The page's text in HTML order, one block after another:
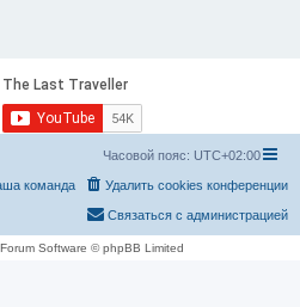
Часовой пояс: UTC+02:00
Удалить cookies конференции
команда
Связаться с администрацией
Software © phpBB Limited